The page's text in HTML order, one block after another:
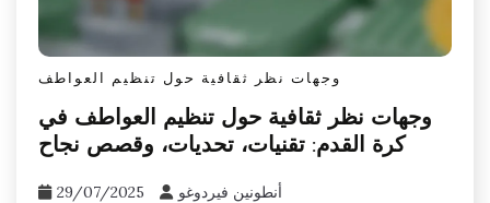
وجهات نظر ثقافية حول تنظيم العواطف
وجهات نظر ثقافية حول تنظيم العواطف في
كرة القدم: تقنيات، تحديات، وقصص نجاح
29/07/2025 أنطونين فيردوغو